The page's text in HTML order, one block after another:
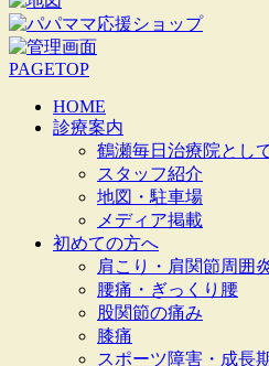
PAGETOP
HOME
診療案内
鶴瀬毎日治療院とし
スタッフ紹介
地図・駐車場
メディア掲載
初めての方へ
肩こり・肩関節周囲
腰痛・ぎっくり腰
股関節の痛み
膝痛
スポーツ障害・成長